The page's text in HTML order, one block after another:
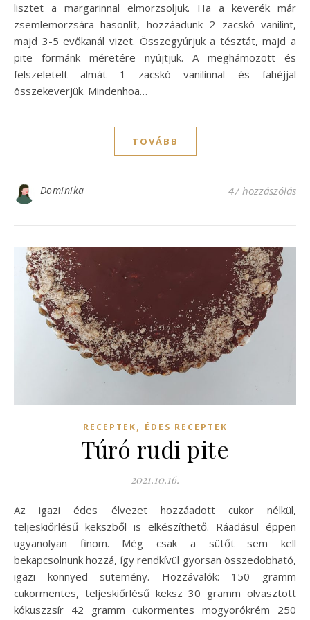
lisztet a margarinnal elmorzsoljuk. Ha a keverék már
zsemlemorzsára hasonlít, hozzáadunk 2 zacskó vanilint,
majd 3-5 evőkanál vizet. Összegyúrjuk a tésztát, majd a
pite formánk méretére nyújtjuk. A meghámozott és
felszeletelt almát 1 zacskó vanilinnal és fahéjjal
összekeverjük. Mindenhoa…
TOVÁBB
Dominika 47 hozzászólás
RECEPTEK, ÉDES RECEPTEK
Túró rudi pite
2021.10.16.
Az igazi édes élvezet hozzáadott cukor nélkül,
teljeskiőrlésű kekszből is elkészíthető. Ráadásul éppen
ugyanolyan finom. Még csak a sütőt sem kell
bekapcsolnunk hozzá, így rendkívül gyorsan összedobható,
igazi könnyed sütemény. Hozzávalók: 150 gramm
cukormentes, teljeskiőrlésű keksz 30 gramm olvasztott
kókuszzsír 42 gramm cukormentes mogyorókrém 250